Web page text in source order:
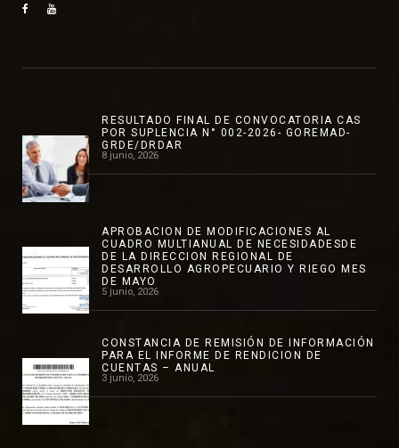
RESULTADO FINAL DE CONVOCATORIA CAS
POR SUPLENCIA N° 002-2026- GOREMAD-
GRDE/DRDAR
8 junio, 2026
APROBACION DE MODIFICACIONES AL
CUADRO MULTIANUAL DE NECESIDADESDE
DE LA DIRECCION REGIONAL DE
DESARROLLO AGROPECUARIO Y RIEGO MES
DE MAYO
5 junio, 2026
CONSTANCIA DE REMISIÓN DE INFORMACIÓN
PARA EL INFORME DE RENDICION DE
CUENTAS – ANUAL
3 junio, 2026